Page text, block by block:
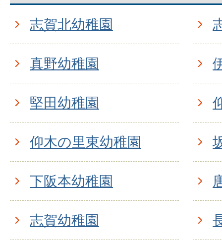
志賀北幼稚園
真野幼稚園
堅田幼稚園
仰木の里東幼稚園
下阪本幼稚園
志賀幼稚園